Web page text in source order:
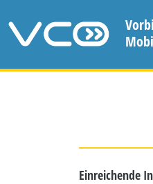
Einreichende